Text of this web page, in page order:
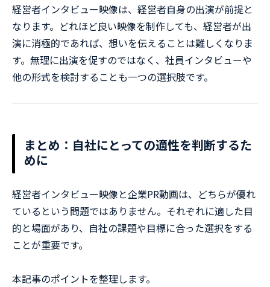
経営者インタビュー映像は、経営者自身の出演が前提と
なります。どれほど良い映像を制作しても、経営者が出
演に消極的であれば、想いを伝えることは難しくなりま
す。無理に出演を促すのではなく、社員インタビューや
他の形式を検討することも一つの選択肢です。
まとめ：自社にとっての適性を判断するた
めに
経営者インタビュー映像と企業PR動画は、どちらが優れ
ているという問題ではありません。それぞれに適した目
的と場面があり、自社の課題や目標に合った選択をする
ことが重要です。
本記事のポイントを整理します。